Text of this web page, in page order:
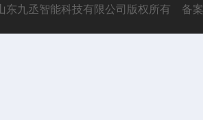
东九丞智能科技有限公司版权所有 备